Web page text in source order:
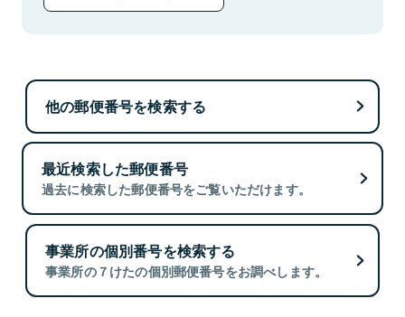
他の郵便番号を検索する
最近検索した郵便番号
過去に検索した郵便番号をご覧いただけます。
事業所の個別番号を検索する
事業所の７けたの個別郵便番号をお調べします。